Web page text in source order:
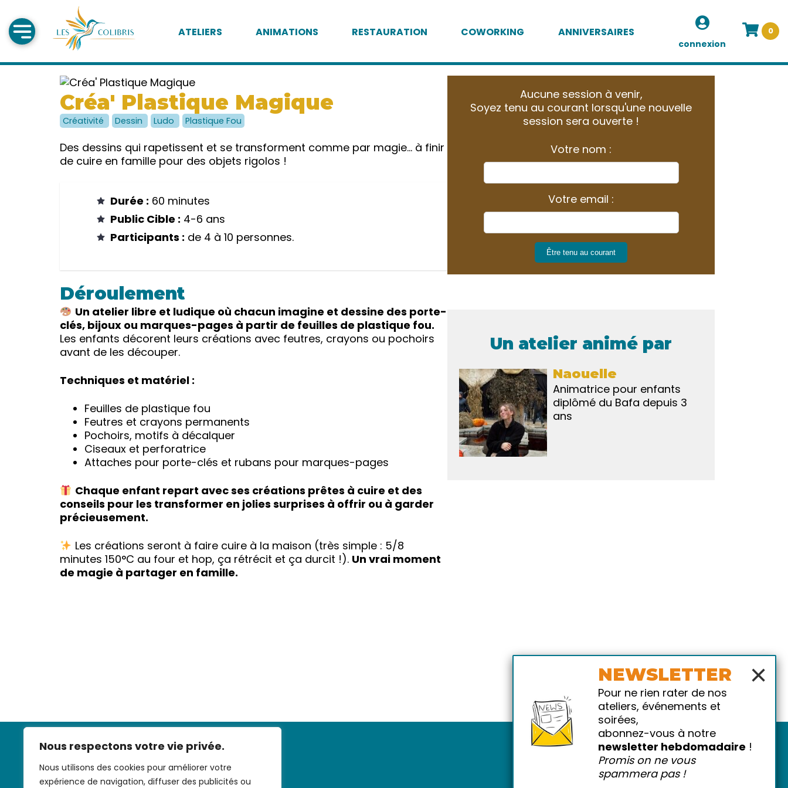
Nous respectons votre vie privée.
Nous utilisons des cookies pour améliorer votre
expérience de navigation, diffuser des publicités ou
ATELIERS ANIMATIONS RESTAURATION COWORKING ANNIVERSAIRES
connexion
0
Créa' Plastique Magique
Créativité Dessin Ludo Plastique Fou
Des dessins qui rapetissent et se transforment comme par magie… à finir
de cuire en famille pour des objets rigolos !
Durée : 60 minutes
Public Cible : 4-6 ans
Participants : de 4 à 10 personnes.
Déroulement
Un atelier libre et ludique où chacun imagine et dessine des porte-
clés, bijoux ou marques-pages à partir de feuilles de plastique fou.
Les enfants décorent leurs créations avec feutres, crayons ou pochoirs
avant de les découper.
Techniques et matériel :
Feuilles de plastique fou
Feutres et crayons permanents
Pochoirs, motifs à décalquer
Ciseaux et perforatrice
Attaches pour porte-clés et rubans pour marques-pages
Chaque enfant repart avec ses créations prêtes à cuire et des
conseils pour les transformer en jolies surprises à offrir ou à garder
précieusement.
Les créations seront à faire cuire à la maison (très simple : 5/8
minutes 150°C au four et hop, ça rétrécit et ça durcit !). Un vrai moment
de magie à partager en famille.
Aucune session à venir,
Soyez tenu au courant lorsqu'une nouvelle
session sera ouverte !
Votre nom :
Votre email :
Être tenu au courant
Un atelier animé par
Naouelle
Animatrice pour enfants
diplômé du Bafa depuis 3
ans
×
NEWSLETTER
Pour ne rien rater de nos
ateliers, événements et
soirées,
abonnez-vous à notre
newsletter hebdomadaire !
Promis on ne vous
spammera pas !